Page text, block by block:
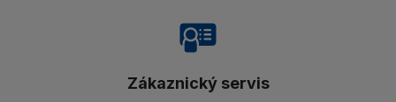
Zákaznický servis